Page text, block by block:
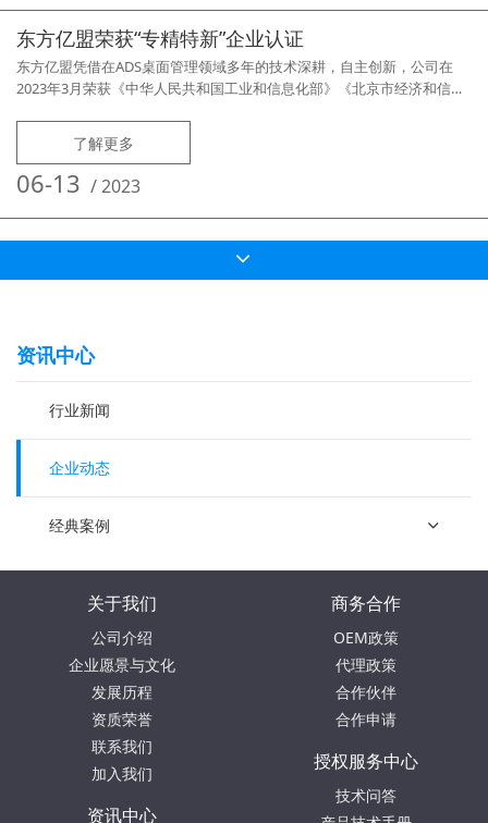
东方亿盟荣获“专精特新”企业认证
东方亿盟凭借在ADS桌面管理领域多年的技术深耕，自主创新，公司在
2023年3月荣获《中华人民共和国工业和信息化部》《北京市经济和信息
技术生产专用性强的产品；通过精细化管理，精心设计生产精良的产品；
采用独特的工艺、技术等生产具有地域特点或具有特殊功能的产品；依靠
自主创新生产具有自主知识产权的高新技术产品。推荐产品：集智ADS桌
面云管
了解更多
06-13 /2023
资讯中心
行业新闻
企业动态
经典案例
关于我们
公司介绍
企业愿景与文化
发展历程
资质荣誉
联系我们
加入我们
商务合作
OEM政策
代理政策
合作伙伴
合作申请
授权服务中心
技术问答
资讯中心